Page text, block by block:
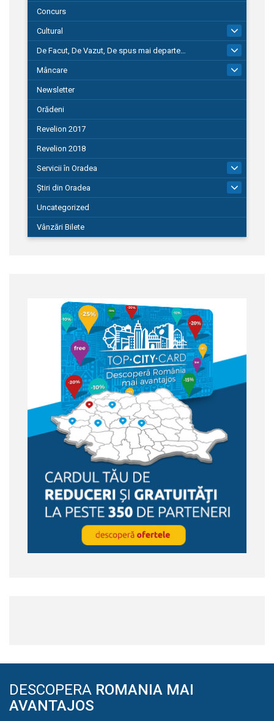
Concurs
Cultural
De Facut, De Vazut, De spus mai departe…
580
Mâncare
Newsletter
Orădeni
Revelion 2017
Revelion 2018
Servicii în Oradea
Știri din Oradea
Uncategorized
Vânzări Bilete
DESCOPERA ROMANIA MAI
AVANTAJOS